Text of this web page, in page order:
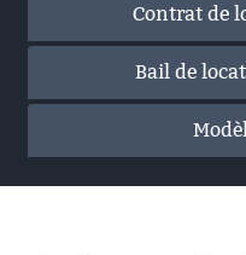
Contrat de
Bail de